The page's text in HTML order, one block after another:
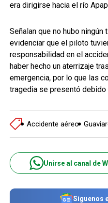
era dirigirse hacia el río
Señalan que no hubo
evidenciar que el piloto
responsabilidad en el
haber hecho un aterrizaje
emergencia, por lo que las
tragedia se presentó debido
Accidente aéreo
Unirse al canal de
Síguenos